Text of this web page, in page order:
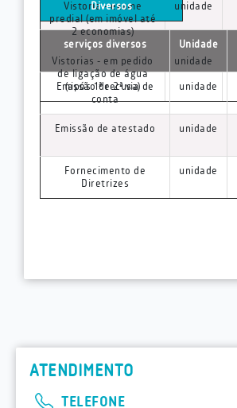
Vistoria - exame
predial (em imóvel até
2 economias)
unidade
Vistorias - em pedido
de ligação de água
(após 1ª recusa)
unidade
Diversos
serviços diversos Unidade
Emissão de 2ª via de
conta
unidade
Emissão de atestado unidade
Fornecimento de
Diretrizes
unidade
ATENDIMENTO
TELEFONE